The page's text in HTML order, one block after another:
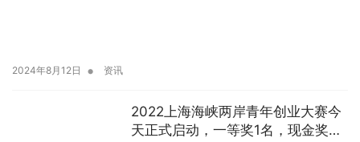
2024年8月12日 • 资讯
2022上海海峡两岸青年创业大赛今
天正式启动，一等奖1名，现金奖励